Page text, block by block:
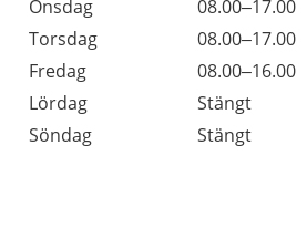
Onsdag
08.00–17.00
Torsdag
08.00–17.00
Fredag
08.00–16.00
Lördag
Stängt
Söndag
Stängt